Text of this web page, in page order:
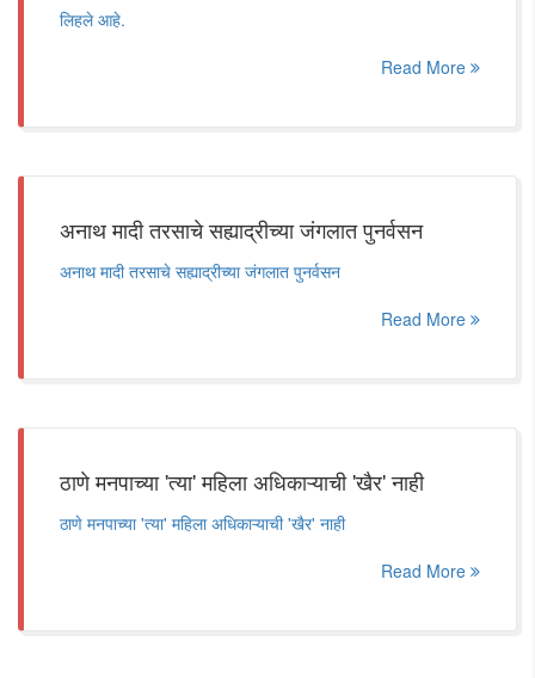
लिहले आहे.
Read More
अनाथ मादी तरसाचे सह्याद्रीच्या जंगलात पुनर्वसन
अनाथ मादी तरसाचे सह्याद्रीच्या जंगलात पुनर्वसन
Read More
ठाणे मनपाच्या 'त्या' महिला अधिकाऱ्याची 'खैर' नाही
ठाणे मनपाच्या 'त्या' महिला अधिकाऱ्याची 'खैर' नाही
Read More